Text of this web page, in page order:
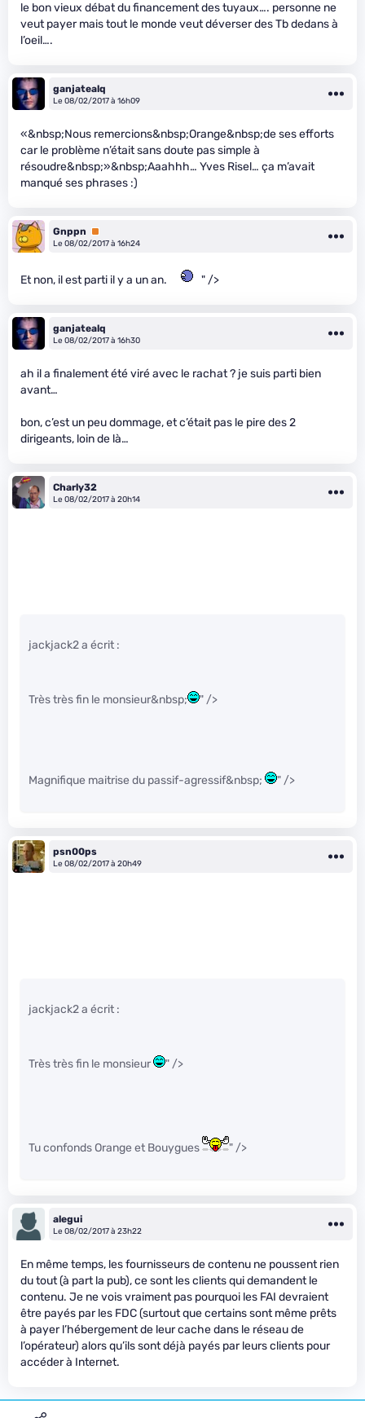
le bon vieux débat du financement des tuyaux…. personne ne
veut payer mais tout le monde veut déverser des Tb dedans à
l’oeil….
ganjatealq
Le 08/02/2017 à 16h09
«&nbsp;Nous remercions&nbsp;Orange&nbsp;de ses efforts
car le problème n’était sans doute pas simple à
résoudre&nbsp;»&nbsp;Aaahhh… Yves Risel… ça m’avait
manqué ses phrases :)
Gnppn
Premium
Le 08/02/2017 à 16h24
Et non, il est parti il y a un an. " />
ganjatealq
Le 08/02/2017 à 16h30
ah il a finalement été viré avec le rachat ? je suis parti bien
avant…
bon, c’est un peu dommage, et c’était pas le pire des 2
dirigeants, loin de là…
Charly32
Le 08/02/2017 à 20h14
jackjack2 a écrit :
Très très fin le monsieur&nbsp; " />
Magnifique maitrise du passif-agressif&nbsp; " />
psn00ps
Le 08/02/2017 à 20h49
jackjack2 a écrit :
Très très fin le monsieur " />
Tu confonds Orange et Bouygues " />
alegui
Le 08/02/2017 à 23h22
En même temps, les fournisseurs de contenu ne poussent rien
du tout (à part la pub), ce sont les clients qui demandent le
contenu. Je ne vois vraiment pas pourquoi les FAI devraient
être payés par les FDC (surtout que certains sont même prêts
à payer l’hébergement de leur cache dans le réseau de
l’opérateur) alors qu’ils sont déjà payés par leurs clients pour
accéder à Internet.